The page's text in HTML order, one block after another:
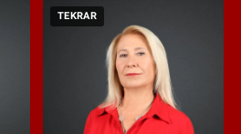
TEKRAR